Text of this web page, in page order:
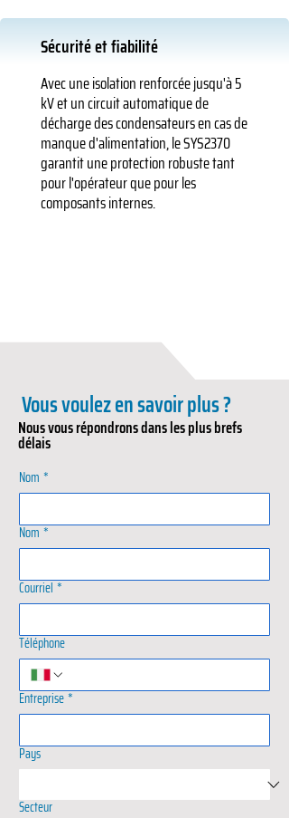
Sécurité et fiabilité
Avec une isolation renforcée jusqu'à 5
kV et un circuit automatique de
décharge des condensateurs en cas de
manque d'alimentation, le SYS2370
garantit une protection robuste tant
pour l'opérateur que pour les
composants internes.
Vous voulez en savoir plus ?
Nous vous répondrons dans les plus brefs
délais
Nom *
Nom *
Courriel *
Téléphone
Entreprise*
Pays
Secteur